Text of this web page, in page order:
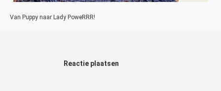
Van Puppy naar Lady PoweRRR!
Reactie plaatsen